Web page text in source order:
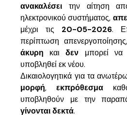
ανακαλέσειτην αίτηση
ηλεκτρονικού συστήματος,
μέχρι τις 20-05-2026.
περίπτωση
άκυρη καιδεν μπορεί να
υποβληθεί εκ νέου.
Δικαιολογητικά για τα
μορφή,εκπρόθεσμα
υποβληθούν με την
γίνονται δεκτά.